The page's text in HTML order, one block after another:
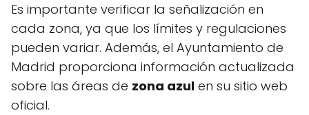
Es importante verificar la señalización en
cada zona, ya que los límites y regulaciones
pueden variar. Además, el Ayuntamiento de
Madrid proporciona información actualizada
sobre las áreas de zona azul en su sitio web
oficial.